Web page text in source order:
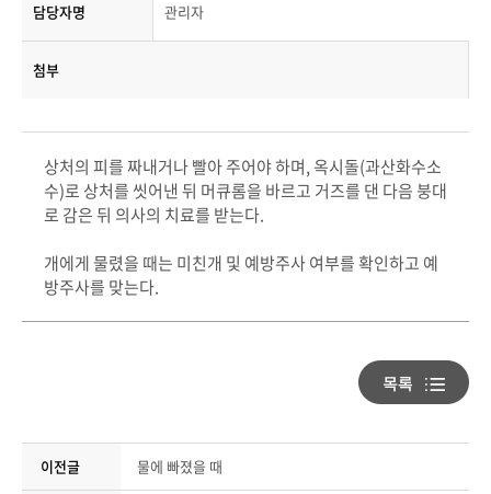
담당자명 관리자
첨부
상처의 피를 짜내거나 빨아 주어야 하며, 옥시돌(과산화수소
수)로 상처를 씻어낸 뒤 머큐롬을 바르고 거즈를 댄 다음 붕대
로 감은 뒤 의사의 치료를 받는다.
개에게 물렸을 때는 미친개 및 예방주사 여부를 확인하고 예
방주사를 맞는다.
이전글 물에 빠졌을 때